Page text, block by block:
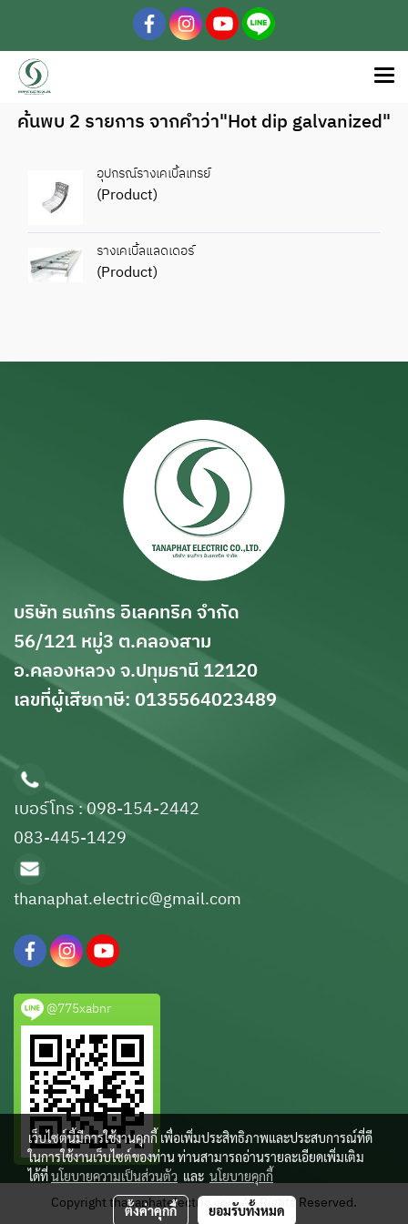
ค้นพบ 2 รายการ จากคำว่า"Hot dip galvanized"
อุปกรณ์รางเคเบิ้ลเทรย์
(Product)
รางเคเบิ้ลแลดเดอร์
(Product)
บริษัท ธนภัทร อิเลคทริค จำกัด
56/121 หมู่3 ต.คลองสาม
อ.คลองหลวง จ.ปทุมธานี 12120
เลขที่ผู้เสียกาษี: 0135564023489
เบอร์โทร : 098-154-2442
083-445-1429
thanaphat.electric@gmail.com
@775xabnr
Copyright thanaphatelectric.com All Rights Reserved.
เว็บไซต์นี้มีการใช้งานคุกกี้ เพื่อเพิ่มประสิทธิภาพและประสบการณ์ที่ดี
ในการใช้งานเว็บไซต์ของท่าน ท่านสามารถอ่านรายละเอียดเพิ่มเติม
ได้ที่นโยบายความเป็นส่วนตัว และ นโยบายคุกกี้
ตั้งค่าคุกกี้ ยอมรับทั้งหมด